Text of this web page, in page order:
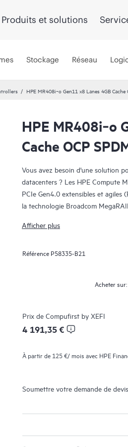
Produits et solutions
Stockage Réseau
HPE MR408i‑o Gen11 x8 Lanes 4GB
HPE MR408i‑o
Cache OCP
Vous avez besoin d'une solution
datacenters ? Les HPE Compute
PCIe Gen4.0 extensibles et agiles
la technologie Broadcom
la solution idéale pour tous les
bande passante élevée et 240
environnements virtualisés dans
HBA/Transfert pour offrir un
nombreux workflows dans de
des clients.
Afficher plus
Référence P58335-B21
Acheter sur:
Prix de Compufirst by XEFI
4 191,35 €
À partir de 125 €/ mois avec HPE
Soumettre votre demande de